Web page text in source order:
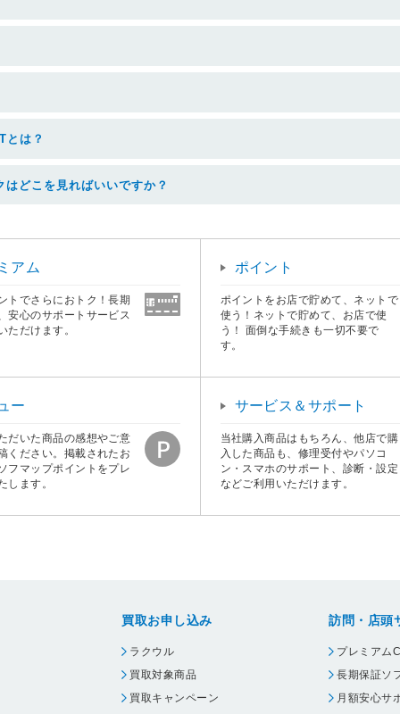
とは？
どこを見ればいいですか？
アム
トでさらにおトク！長期
安心のサポートサービス
ただけます。
ポイント
ポイントをお店で貯めて、ネットで
使う！ネットで貯めて、お店で使
う！ 面倒な手続きも一切不要で
す。
ー
だいた商品の感想やご意
ください。掲載されたお
フマップポイントをプレ
します。
サービス＆サポート
当社購入商品はもちろん、他店で購
入した商品も、修理受付やパソコ
ン・スマホのサポート、診断・設定
などご利用いただけます。
買取お申し込み
ラクウル
買取対象商品
買取キャンペーン
訪問・店頭
プレミアム
長期保証ソ
月額安心サ